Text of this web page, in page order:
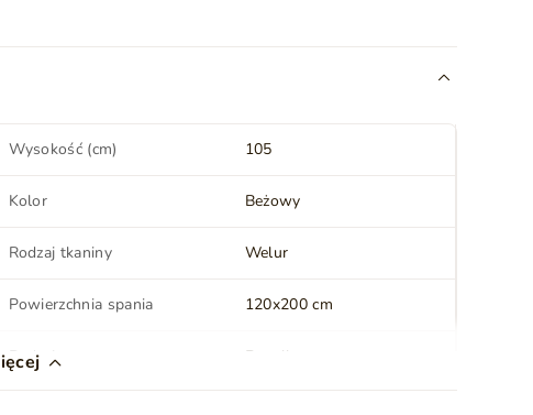
Wysokość (cm) 105
Kolor Beżowy
Rodzaj tkaniny Welur
Powierzchnia spania 120x200 cm
Rodzaj materaca Bonell